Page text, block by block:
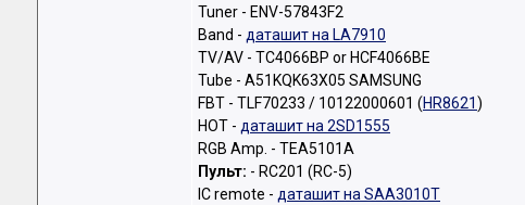
Tuner - ENV-57843F2
Band - даташит на LA7910
TV/AV - TC4066BP or HCF4066BE
Tube - A51KQK63X05 SAMSUNG
FBT - TLF70233 / 10122000601 (HR8621)
HOT - даташит на 2SD1555
RGB Amp. - TEA5101A
Пульт: - RC201 (RC-5)
IC remote - даташит на SAA3010T